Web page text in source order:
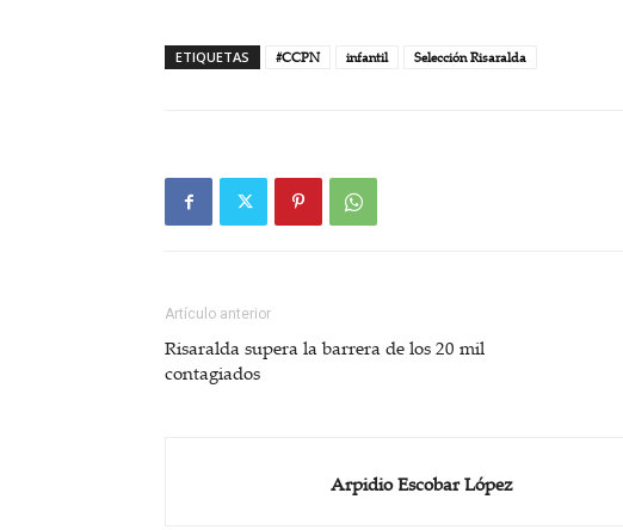
ETIQUETAS #CCPN infantil Selección Risaralda
Artículo anterior
Risaralda supera la barrera de los 20 mil
contagiados
Arpidio Escobar López